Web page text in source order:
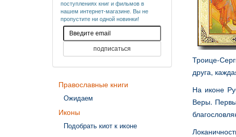
поступлениях книг и фильмов в
нашем интернет-магазине. Вы не
пропустите ни одной новинки!
Православные книги
Ожидаем
Иконы
Подобрать киот к иконе
Троице-
друга,
На иконе
Веры.